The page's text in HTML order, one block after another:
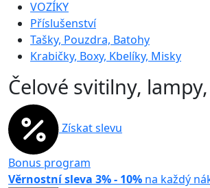
VOZÍKY
Příslušenství
Tašky, Pouzdra, Batohy
Krabičky, Boxy, Kbelíky, Misky
Čelové svitilny,
Získat slevu
Bonus program
Věrnostní sleva 3% - 10% na každý